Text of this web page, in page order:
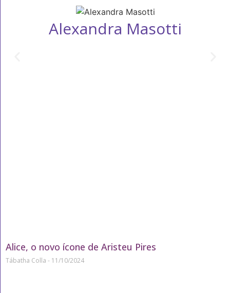
Alexandra Masotti
Alice, o novo ícone de Aristeu Pires
Tábatha Colla 11/10/2024